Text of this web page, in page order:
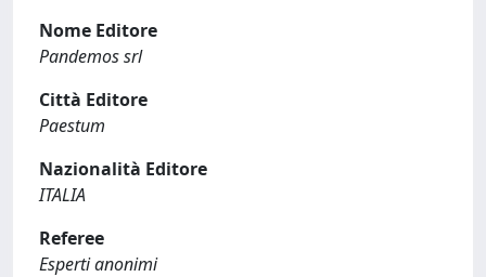
Nome Editore
Pandemos srl
Città Editore
Paestum
Nazionalità Editore
ITALIA
Referee
Esperti anonimi